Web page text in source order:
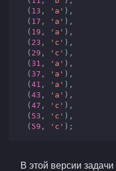
  (
13 , 'a' ),
  (
17 , 'a' ),
  (
19 , 'a' ),
  (
23 , 'c' ),
  (
29 , 'c' ),
  (
31 , 'a' ),
  (
37 , 'a' ),
  (
41 , 'a' ),
  (
43 , 'a' ),
  (
47 , 'c' ),
  (
53 , 'c' ),
  (
59 , 'c' );
В этой версии